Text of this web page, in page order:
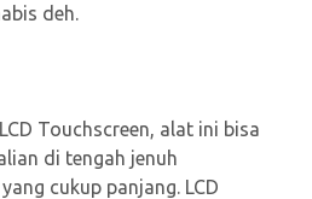
deh.
Touchscreen, alat ini bisa
di tengah jenuh
cukup panjang. LCD